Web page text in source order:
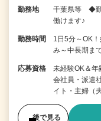
勤務地
千葉県等 ◆勤
働けます♪
勤務時間
1日5分～OK
み～中長期ま
応募資格
未経験OK＆
会社員・派遣
イト・主婦（
後で見る